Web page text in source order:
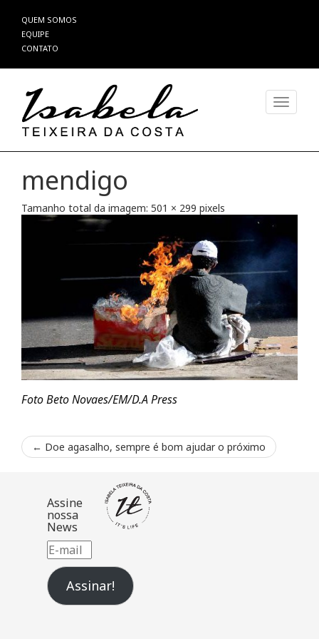
Pular
para
o
QUEM SOMOS
EQUIPE
CONTATO
mendigo
Tamanho total da imagem: 501 × 299 pixels
Foto Beto Novaes/EM/D.A Press
← Doe agasalho, sempre é bom ajudar o próximo
Assine
nossa
News
E-
mail
Assinar!